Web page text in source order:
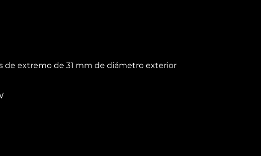
de extremo de 31 mm de diámetro exterior